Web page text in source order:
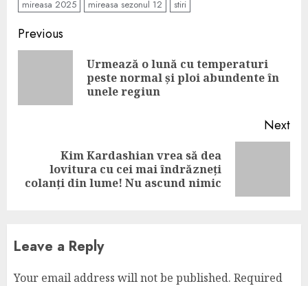
mireasa 2025
mireasa sezonul 12 stiri
Continue
Reading
Previous
Urmează o lună cu temperaturi
peste normal și ploi abundente în
unele regiun
Next
post:
Kim Kardashian vrea să dea
lovitura cu cei mai îndrăzneți
colanți din lume! Nu ascund nimic
Leave a Reply
Your email address will not be published. Required